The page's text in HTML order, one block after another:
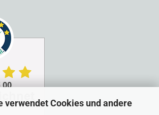
verwendet Cookies und andere